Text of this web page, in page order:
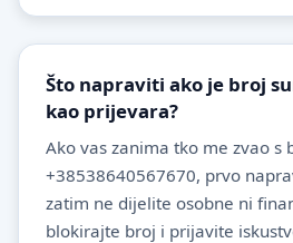
Što napraviti ako je broj
kao prijevara?
Ako vas zanima tko me zvao s
+38538640567670, prvo
zatim ne dijelite osobne ni
blokirajte broj i prijavite